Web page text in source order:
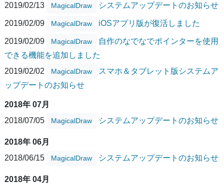
2019/02/13 MagicalDraw システムアップデートのお知らせ
2019/02/09 MagicalDraw iOSアプリ版が復活しました
2019/02/09 MagicalDraw
自作のなでなでポインターを使用
できる機能を追加しました
2019/02/02
MagicalDraw
スマホ＆タブレット版システムア
ップデートのお知らせ
2018年 07月
2018/07/05
MagicalDraw システムアップデートのお知らせ
2018年 06月
2018/06/15
MagicalDraw システムアップデートのお知らせ
2018年 04月